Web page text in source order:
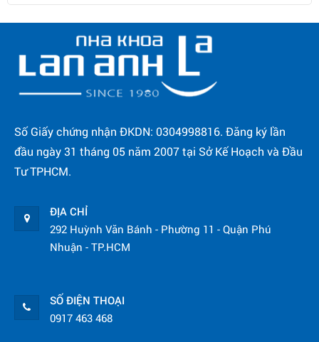
Số Giấy chứng nhận ĐKDN: 0304998816. Đăng ký lần
đầu ngày 31 tháng 05 năm 2007 tại Sở Kế Hoạch và Đầu
Tư TPHCM.
ĐỊA CHỈ
292 Huỳnh Văn Bánh - Phường 11 - Quận Phú
Nhuận - TP.HCM
SỐ ĐIỆN THOẠI
0917 463 468